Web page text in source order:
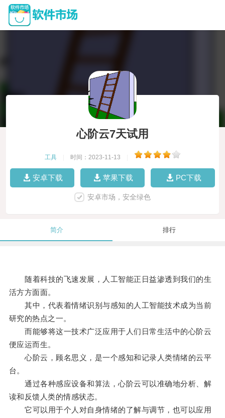
心阶云7天试用
工具 时间：2023-11-13
安卓下载 苹果下载 PC下载
安卓市场，安全绿色
简介 排行
随着科技的飞速发展，人工智能正日益渗透到我们的生
活方方面面。
其中，代表着情绪识别与感知的人工智能技术成为当前
研究的热点之一。
而能够将这一技术广泛应用于人们日常生活中的心阶云
便应运而生。
心阶云，顾名思义，是一个感知和记录人类情绪的云平
台。
通过各种感应设备和算法，心阶云可以准确地分析、解
读和反馈人类的情感状态。
它可以用于个人对自身情绪的了解与调节，也可以应用